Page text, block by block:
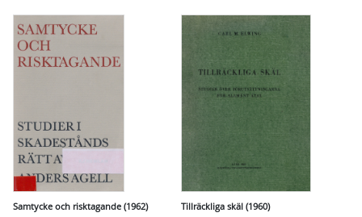
Samtycke och risktagande (1962)
Tillräckliga skäl (1960)